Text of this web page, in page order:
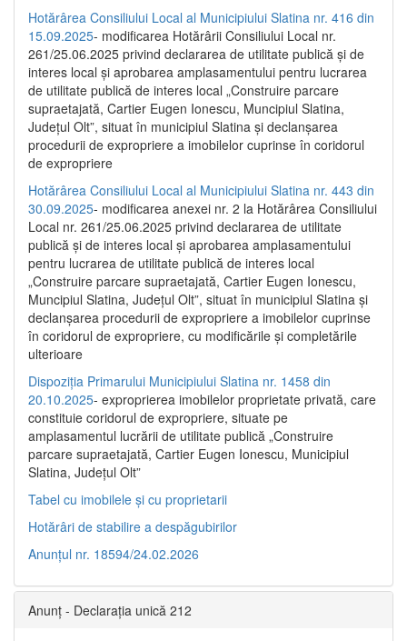
Hotărârea Consiliului Local al Municipiului Slatina nr. 416 din
15.09.2025- modificarea Hotărârii Consiliului Local nr.
261/25.06.2025 privind declararea de utilitate publică și de
interes local și aprobarea amplasamentului pentru lucrarea
de utilitate publică de interes local „Construire parcare
supraetajată, Cartier Eugen Ionescu, Muncipiul Slatina,
Județul Olt”, situat în municipiul Slatina și declanșarea
procedurii de expropriere a imobilelor cuprinse în coridorul
de expropriere
Hotărârea Consiliului Local al Municipiului Slatina nr. 443 din
30.09.2025- modificarea anexei nr. 2 la Hotărârea Consiliului
Local nr. 261/25.06.2025 privind declararea de utilitate
publică şi de interes local şi aprobarea amplasamentului
pentru lucrarea de utilitate publică de interes local
„Construire parcare supraetajată, Cartier Eugen Ionescu,
Muncipiul Slatina, Judeţul Olt”, situat în municipiul Slatina şi
declanşarea procedurii de expropriere a imobilelor cuprinse
în coridorul de expropriere, cu modificările şi completările
ulterioare
Dispoziția Primarului Municipiului Slatina nr. 1458 din
20.10.2025- exproprierea imobilelor proprietate privată, care
constituie coridorul de expropriere, situate pe
amplasamentul lucrării de utilitate publică „Construire
parcare supraetajată, Cartier Eugen Ionescu, Municipiul
Slatina, Județul Olt”
Tabel cu imobilele și cu proprietarii
Hotărâri de stabilire a despăgubirilor
Anunțul nr. 18594/24.02.2026
Anunț - Declarația unică 212